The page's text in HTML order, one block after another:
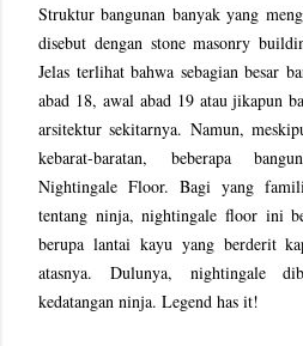
Struktur bangunan banyak yang
disebut dengan stone masonry
Jelas terlihat bahwa sebagian besar
abad 18, awal abad 19 atau jikapun
arsitektur sekitarnya. Namun,
kebarat-baratan, beberapa
Nightingale Floor. Bagi yang
tentang ninja, nightingale floor ini
berupa lantai kayu yang berderit
atasnya. Dulunya, nightingale
kedatangan ninja. Legend has it!